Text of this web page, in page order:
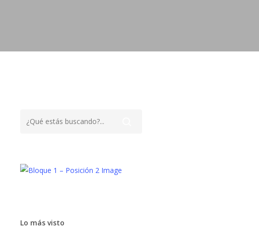
Lo más visto